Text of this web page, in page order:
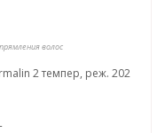
волос
2 темпер, реж. 202